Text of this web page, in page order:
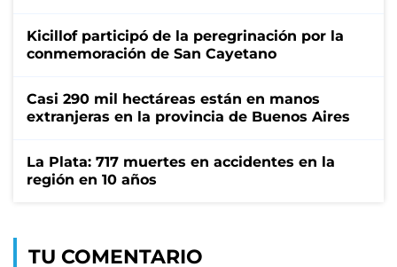
Kicillof participó de la peregrinación por la
conmemoración de San Cayetano
Casi 290 mil hectáreas están en manos
extranjeras en la provincia de Buenos Aires
La Plata: 717 muertes en accidentes en la
región en 10 años
TU COMENTARIO